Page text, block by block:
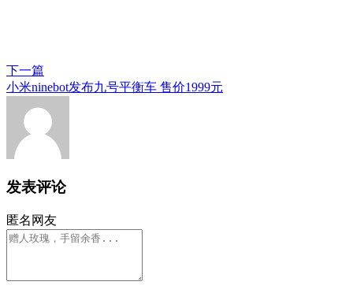
下一篇
小米ninebot发布九号平衡车 售价1999元
发表评论
匿名网友